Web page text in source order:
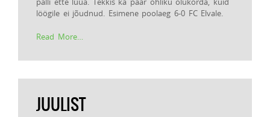
löögile ei jõudnud. Esimene poolaeg 6-0 FC Elvale.
Read More…
JUULIST